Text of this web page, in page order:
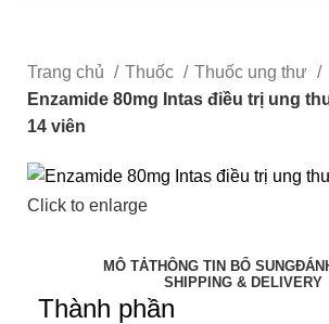
Trang chủ Thuốc
Thuốc ung thư
Enzamide 80mg Intas điều trị ung
14 viên
Click to enlarge
MÔ TẢTHÔNG TIN BỔ SUNG
SHIPPING & DELIVERY
Thành phần